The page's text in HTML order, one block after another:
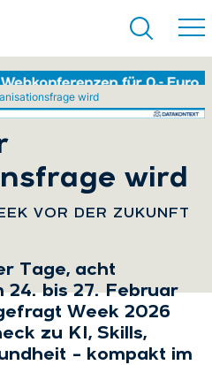
wird
wird
VOR DER ZUKUNFT
Tage, acht
24. bis 27. Februar
Week 2026
zu KI, Skills,
– kompakt im